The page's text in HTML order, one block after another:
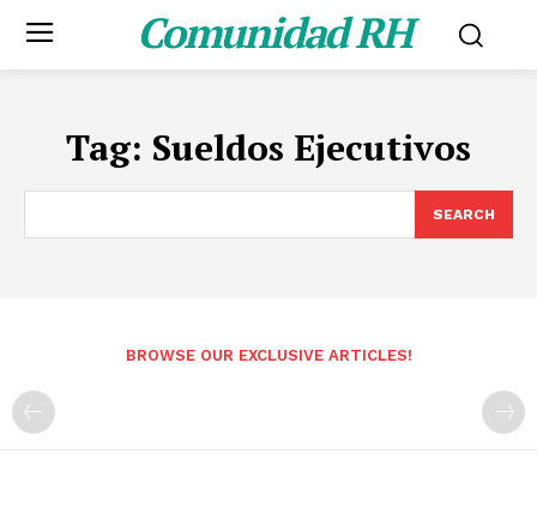
Comunidad RH
Tag: Sueldos Ejecutivos
SEARCH
BROWSE OUR EXCLUSIVE ARTICLES!